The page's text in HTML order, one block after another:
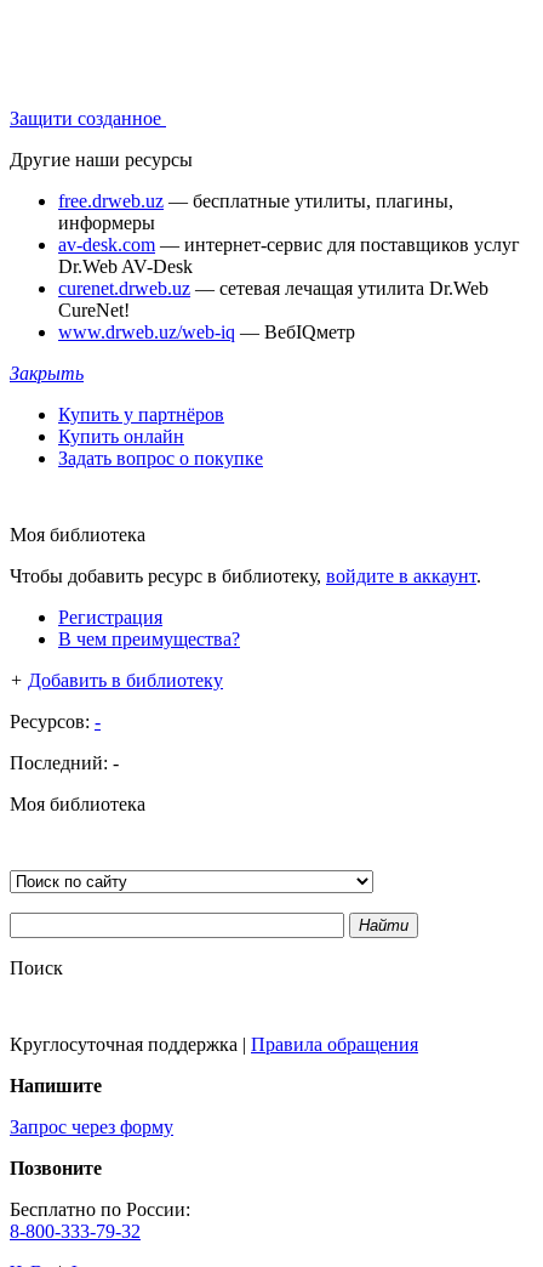
Защити созданное
Другие наши ресурсы
free.drweb.uz — бесплатные утилиты, плагины,
информеры
av-desk.com — интернет-сервис для поставщиков услуг
Dr.Web AV-Desk
curenet.drweb.uz — сетевая лечащая утилита Dr.Web
CureNet!
www.drweb.uz/web-iq — ВебIQметр
Закрыть
Купить у партнёров
Купить онлайн
Задать вопрос о покупке
Моя библиотека
Чтобы добавить ресурс в библиотеку, войдите в аккаунт.
Регистрация
В чем преимущества?
+ Добавить в библиотеку
Ресурсов: -
Последний: -
Моя библиотека
Найти
Поиск
Круглосуточная поддержка | Правила обращения
Напишите
Запрос через форму
Позвоните
Бесплатно по России:
8-800-333-79-32